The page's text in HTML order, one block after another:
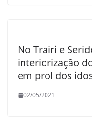
No Trairi e
interiorização
em prol dos
02/05/2021